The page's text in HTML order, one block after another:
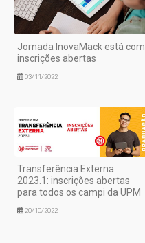
Jornada InovaMack está com
inscrições abertas
03/11/2022
Transferência Externa
2023.1: inscrições abertas
para todos os campi da UPM
20/10/2022